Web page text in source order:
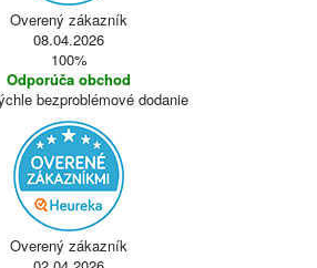
Overený zákazník
08.04.2026
100%
Odporúča obchod
bezproblémové dodanie
Overený zákazník